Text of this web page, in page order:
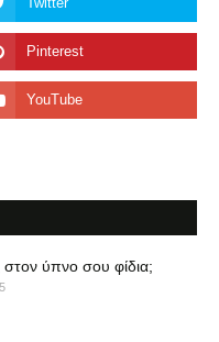
στον ύπνο σου φίδια;